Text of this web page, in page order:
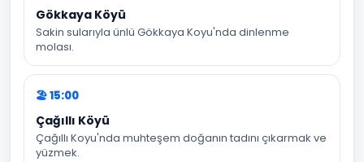
Gökkaya Köyü
Sakin sularıyla ünlü Gökkaya Koyu'nda dinlenme
molası.
🏖️ 15:00
Çağıllı Köyü
Çağıllı Koyu'nda muhteşem doğanın tadını çıkarmak ve
yüzmek.